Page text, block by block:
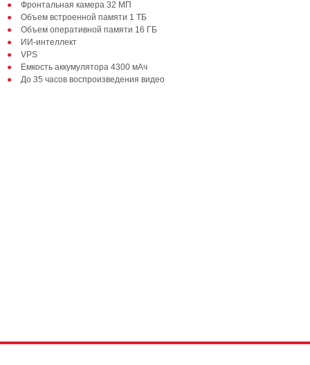
Фронтальная камера 32 МП
Объем встроенной памяти 1 ТБ
Объем оперативной памяти 16 ГБ
ИИ-интеллект
VPS
Емкость аккумулятора 4300 мАч
До 35 часов воспроизведения видео